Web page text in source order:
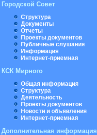
Городской Совет
Структура
Документы
Отчеты
Проекты документов
Публичные слушания
Информация
Интернет-приемная
КСК Мирного
Общая информация
Структура
Деятельность
Проекты документов
Новости и объявления
Интернет-приемная
Дополнительная информация